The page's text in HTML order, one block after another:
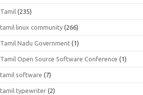
Tamil (235)
tamil linux community (266)
Tamil Nadu Government (1)
Tamil Open Source Software Conference (1)
tamil software (7)
tamil typewriter (2)